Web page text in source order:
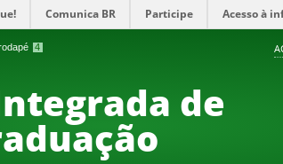
4
Comunica BR Participe Acesso à
de